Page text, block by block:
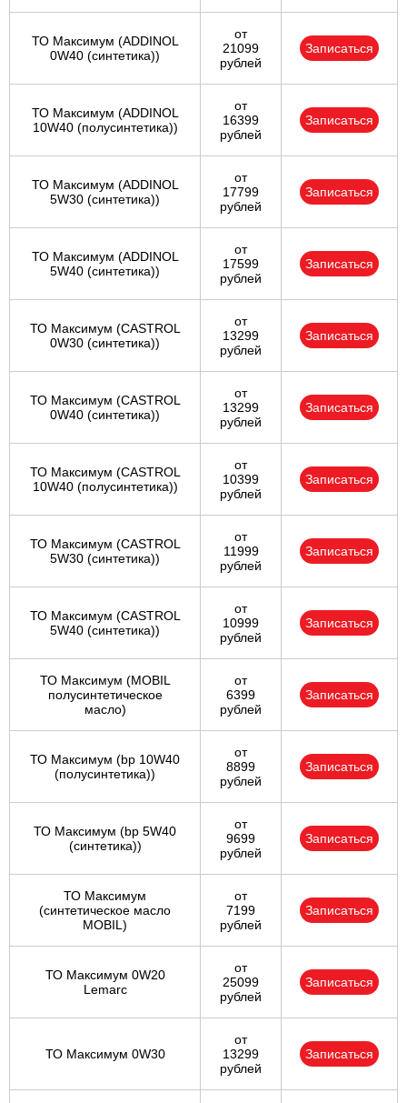
ТО Максимум (ADDINOL
0W40 (синтетика))
от
21099
рублей
Записаться
ТО Максимум (ADDINOL
10W40 (полусинтетика))
от
16399
рублей
Записаться
ТО Максимум (ADDINOL
5W30 (синтетика))
от
17799
рублей
Записаться
ТО Максимум (ADDINOL
5W40 (синтетика))
от
17599
рублей
Записаться
ТО Максимум (CASTROL
0W30 (синтетика))
от
13299
рублей
Записаться
ТО Максимум (CASTROL
0W40 (синтетика))
от
13299
рублей
Записаться
ТО Максимум (CASTROL
10W40 (полусинтетика))
от
10399
рублей
Записаться
ТО Максимум (CASTROL
5W30 (синтетика))
от
11999
рублей
Записаться
ТО Максимум (CASTROL
5W40 (синтетика))
от
10999
рублей
Записаться
ТО Максимум (MOBIL
полуcинтетическое
масло)
от
6399
рублей
Записаться
ТО Максимум (bp 10W40
(полусинтетика))
от
8899
рублей
Записаться
ТО Максимум (bp 5W40
(синтетика))
от
9699
рублей
Записаться
ТО Максимум
(cинтетическое масло
MOBIL)
от
7199
рублей
Записаться
ТО Максимум 0W20
Lemarc
от
25099
рублей
Записаться
ТО Максимум 0W30
от
13299
рублей
Записаться